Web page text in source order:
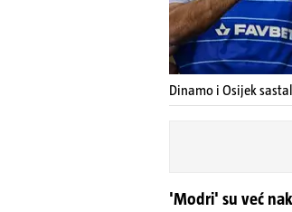
Dinamo i Osijek
'Modri' su već